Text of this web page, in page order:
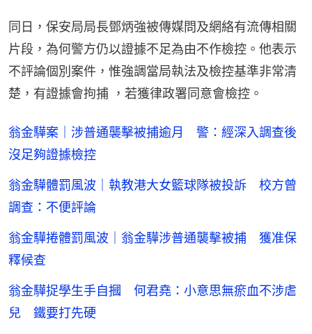
同日，保安局局長鄧炳強被傳媒問及網絡有流傳相關
片段，為何警方仍以證據不足為由不作檢控。他表示
不評論個別案件，惟強調當局執法及檢控基準非常清
楚，有證據會拘捕 ，若獲律政署同意會檢控。
翁金驊案｜涉普通襲擊被捕逾月 警：經深入調查後
沒足夠證據檢控
翁金驊體罰風波｜執教港大女籃球隊被投訴 校方曾
調查：不便評論
翁金驊捲體罰風波｜翁金驊涉普通襲擊被捕 獲准保
釋候查
翁金驊捉學生手自摑 何君堯：小意思無瘀血不涉虐
兒 鐵要打先硬